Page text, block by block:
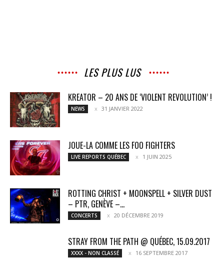
LES PLUS LUS
KREATOR – 20 ANS DE ‘VIOLENT REVOLUTION’ !
NEWS 31 JANVIER 2022
JOUE-LA COMME LES FOO FIGHTERS
LIVE REPORTS QUÉBEC 1 JUIN 2025
ROTTING CHRIST + MOONSPELL + SILVER DUST
– PTR, GENÈVE –...
CONCERTS 20 DÉCEMBRE 2019
STRAY FROM THE PATH @ QUÉBEC, 15.09.2017
XXXX - NON CLASSÉ 16 SEPTEMBRE 2017